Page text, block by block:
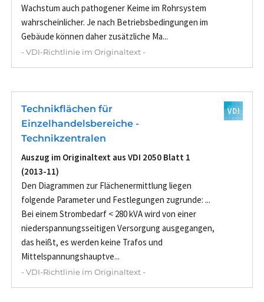
Wachstum auch pathogener Keime im Rohrsystem
wahrscheinlicher. Je nach Betriebsbedingungen im
Gebäude können daher zusätzliche Ma...
- VDI-Richtlinie im Originaltext -
Technikflächen für
Einzelhandelsbereiche -
Technikzentralen
Auszug im Originaltext aus VDI 2050 Blatt 1
(2013-11)
Den Diagrammen zur Flächenermittlung liegen
folgende Parameter und Festlegungen zugrunde: ...
Bei einem Strombedarf < 280 kVA wird von einer
niederspannungsseitigen Versorgung ausgegangen,
das heißt, es werden keine Trafos und
Mittelspannungshauptve...
- VDI-Richtlinie im Originaltext -